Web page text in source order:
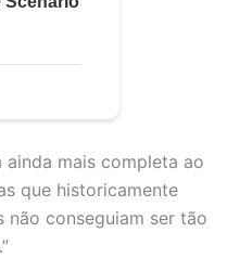
mais completa ao
que historicamente
não conseguiam ser tão